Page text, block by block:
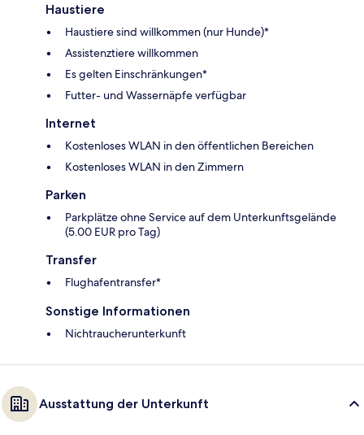
Haustiere
Haustiere sind willkommen (nur Hunde)*
Assistenztiere willkommen
Es gelten Einschränkungen*
Futter- und Wassernäpfe verfügbar
Internet
Kostenloses WLAN in den öffentlichen Bereichen
Kostenloses WLAN in den Zimmern
Parken
Parkplätze ohne Service auf dem Unterkunftsgelände
(5.00 EUR pro Tag)
Transfer
Flughafentransfer*
Sonstige Informationen
Nichtraucherunterkunft
Ausstattung der Unterkunft